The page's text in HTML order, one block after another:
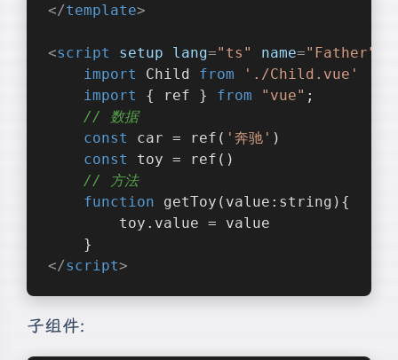
</template>
<script setup lang="ts" name="Father"
import
Child from
'./Child.vue'
import
{ ref } from "vue" ;
// 数据
const
car = ref( '奔驰' )
const
toy = ref()
// 方法
function
getToy ( value:string ) {
		toy.value = value
	}
</script>
子组件: